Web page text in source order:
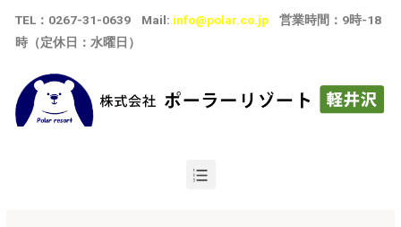
TEL ： 0267-31-0639 Mail: info@polar.co.jp
営業時間：9時-18
時（定休日：水曜日）